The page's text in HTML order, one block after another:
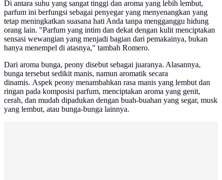
Di antara suhu yang sangat tinggi dan aroma yang lebih lembut,
parfum ini berfungsi sebagai penyegar yang menyenangkan yang
tetap meningkatkan suasana hati Anda tanpa mengganggu hidung
orang lain. "Parfum yang intim dan dekat dengan kulit menciptakan
sensasi wewangian yang menjadi bagian dari pemakainya, bukan
hanya menempel di atasnya," tambah Romero.
Dari aroma bunga, peony disebut sebagai juaranya. Alasannya,
bunga tersebut sedikit manis, namun aromatik secara
dinamis. Aspek peony menambahkan rasa manis yang lembut dan
ringan pada komposisi parfum, menciptakan aroma yang genit,
cerah, dan mudah dipadukan dengan buah-buahan yang segar, musk
yang lembut, atau bunga-bunga lainnya.